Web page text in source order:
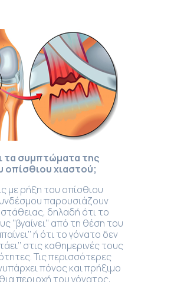
τα συμπτώματα της
οπίσθιου χιαστού;
με ρήξη του οπίσθιου
παρουσιάζουν
δηλαδή ότι το
’’βγαίνει’’ από τη θέση του
ή ότι το γόνατο δεν
στις καθημερινές τους
Τις περισσότερες
πόνος και πρήξιμο
περιοχή του γόνατος,